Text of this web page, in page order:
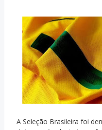
A Seleção Brasileira foi